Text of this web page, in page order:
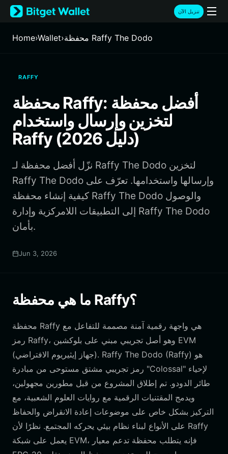
English
日本語
Русский
Italiano
Deutsch
简体中文
繁體中文
Português (Portugal)
ภาษาไทย
हिन्दी
Español
Português (Brasil)
Español (Argentina)
تنزيل الآن
Home›Wallet› محفظة Raffy The Dodo
RAFFY
محفظة Raffy: أفضل محفظة
لتخزين وإرسال واستخدام
Raffy (دليل 2026)
نزّل أفضل محفظة لـ Raffy The Dodo لتخزين
Raffy The Dodo وإرسالها واستخدامها. تعرّف على
كيفية إنشاء محفظة Raffy The Dodo والوصول
إلى التطبيقات اللامركزية وإدارة Raffy The Dodo
بأمان.
Jun 3, 2026
ما هي محفظة Raffy؟
محفظة Raffy هي واجهة رقمية آمنة مصممة للتفاعل مع
رمز Raffy، وهو أصل تجريبي مبني على بلوكشين EVM
(جهاز إيثيريوم الافتراضي). Raffy The Dodo (Raffy) هو
رمز تجريبي مشتق مستوحى من مبادرة "Colossal" لإحياء
طائر الدودو. تم إطلاق المشروع من قبل مطورين مجهولين،
ويدمج المقتنيات الرقمية مع روايات العلوم الشعبية، مع
التركيز بشكل خاص على موضوعات إعادة الانقراض والحفاظ
على الأنواع لبناء نظام بيئي يحركه المجتمع. نظرًا لأن Raffy
يعمل على شبكة EVM، فإنه يتطلب محفظة تدعم معيار